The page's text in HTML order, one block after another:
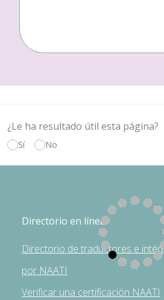
¿Le ha resultado útil esta página?
Sí No
Directorio en línea
Directorio de traductores e
por NAATI
Verificar una certificación NAATI